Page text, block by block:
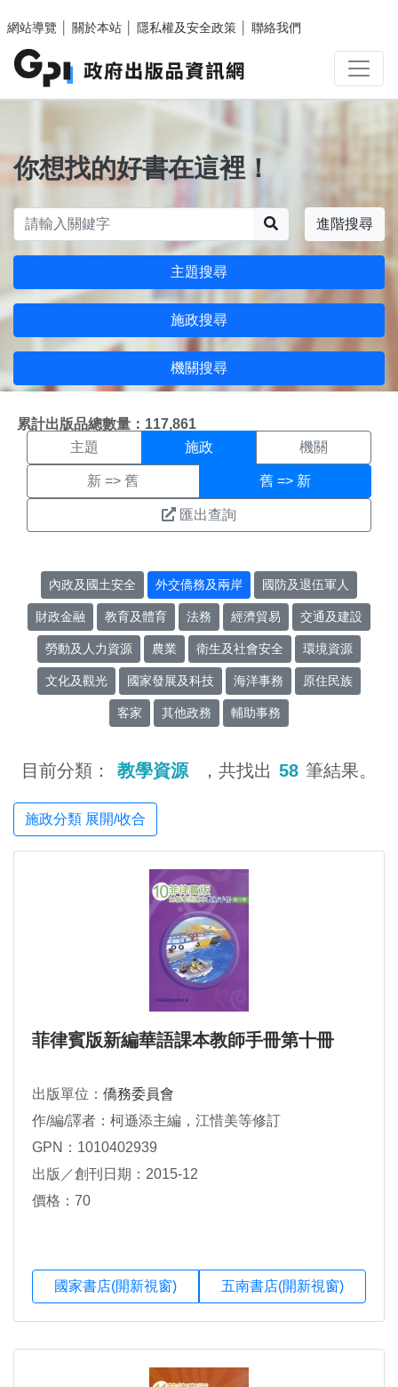
網站導覽
關於本站 隱私權及安全政策 聯絡我們
你想找的好書在這裡！
進階搜尋
主題搜尋
施政搜尋
機關搜尋
累計出版品總數量：117,861
施政搜尋結果頁面
主題 施政 機關
新 => 舊 舊 => 新
匯出查詢
內政及國土安全 外交僑務及兩岸 國防及退伍軍人
財政金融 教育及體育 法務 經濟貿易 交通及建設
勞動及人力資源 農業 衛生及社會安全 環境資源
文化及觀光 國家發展及科技 海洋事務 原住民族
客家 其他政務 輔助事務
目前分類： 教學資源 ，共找出 58 筆結果。
施政分類 展開/收合
菲律賓版新編華語課本教師手冊第十冊
出版單位： 僑務委員會
作/編/譯者：柯遜添主編，江惜美等修訂
GPN：1010402939
出版／創刊日期：2015-12
價格：70
國家書店(開新視窗) 五南書店(開新視窗)